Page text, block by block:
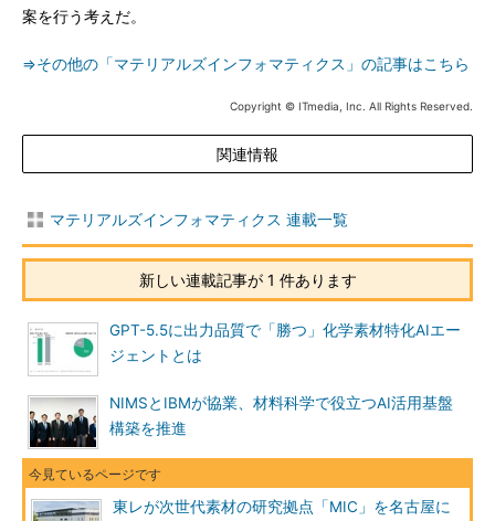
案を行う考えだ。
⇒その他の「マテリアルズインフォマティクス」の記事はこちら
Copyright © ITmedia, Inc. All Rights Reserved.
関連情報
マテリアルズインフォマティクス 連載一覧
新しい連載記事が 1 件あります
GPT-5.5に出力品質で「勝つ」化学素材特化AIエー
ジェントとは
NIMSとIBMが協業、材料科学で役立つAI活用基盤
構築を推進
東レが次世代素材の研究拠点「MIC」を名古屋に